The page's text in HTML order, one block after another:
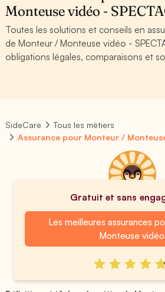
Monteuse vidéo -
Toutes les solutions et conseils en
de Monteur / Monteuse vidéo -
obligations légales, comparaisons et
SideCare
Tous les métiers
Assurance pour Monteur /
Gratuit et sans
Les meilleures assurances
Monteuse vidéo